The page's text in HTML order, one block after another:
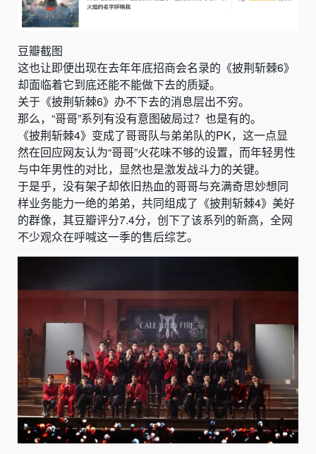
豆瓣截图
这也让即便出现在去年年底招商会名录的《披荆斩棘6》
却面临着它到底还能不能做下去的质疑。
关于《披荆斩棘6》办不下去的消息层出不穷。
那么，“哥哥”系列有没有意图破局过？也是有的。
《披荆斩棘4》变成了哥哥队与弟弟队的PK，这一点显
然在回应网友认为“哥哥”火花味不够的设置，而年轻男性
与中年男性的对比，显然也是激发战斗力的关键。
于是乎，没有架子却依旧热血的哥哥与充满奇思妙想同
样业务能力一绝的弟弟，共同组成了《披荆斩棘4》美好
的群像，其豆瓣评分7.4分，创下了该系列的新高，全网
不少观众在呼喊这一季的售后综艺。